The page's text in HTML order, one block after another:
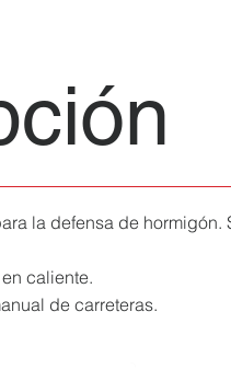
la defensa de
caliente.
de carreteras.